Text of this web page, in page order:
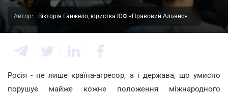
Автор: Вікторія Ганжело, юристка ЮФ «Правовий Альянс»
Росія - не лише країна-агресор, а і держава, що умисно
порушує майже кожне положення міжнародного